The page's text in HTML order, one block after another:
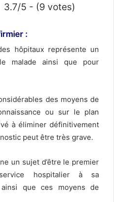
3.7/5 - (9 votes)
:
hôpitaux représente un
malade ainsi que pour
des moyens de
ou sur le plan
à éliminer définitivement
peut être très grave.
un sujet d’être le premier
hospitalier à sa
ainsi que ces moyens de